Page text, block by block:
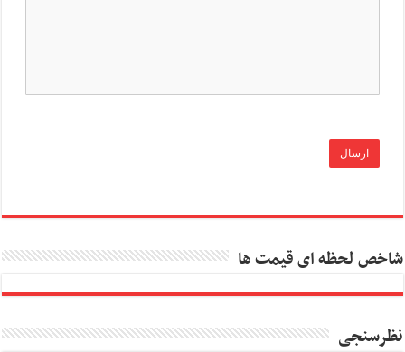
شاخص لحظه ای قیمت ها
نظرسنجی